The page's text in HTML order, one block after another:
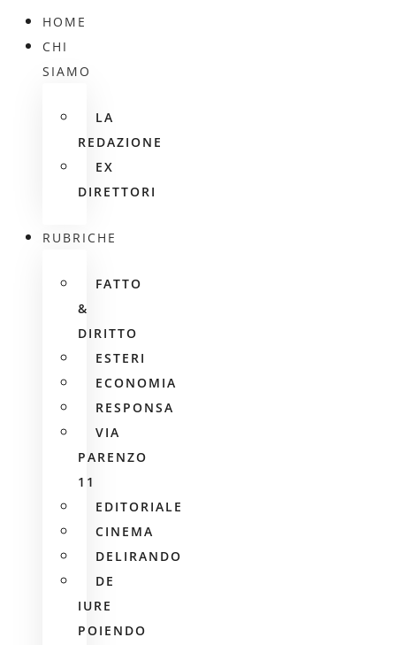
HOME
CHI
SIAMO
LA
REDAZIONE
EX
DIRETTORI
RUBRICHE
FATTO
&
DIRITTO
ESTERI
ECONOMIA
RESPONSA
VIA
PARENZO
11
EDITORIALE
CINEMA
DELIRANDO
DE
IURE
POIENDO